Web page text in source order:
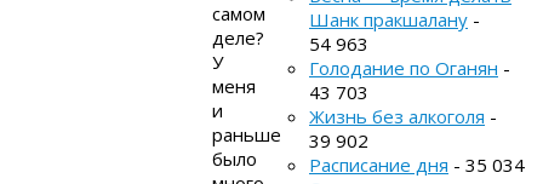
самом
деле?
У
меня
и
раньше
было
Шанк пракшалану -
54 963
Голодание по Оганян -
43 703
Жизнь без алкоголя -
39 902
Расписание дня - 35 034